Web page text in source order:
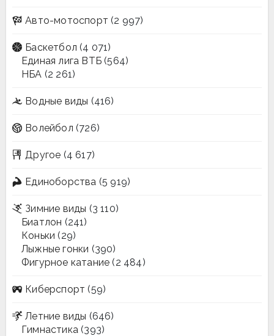
Авто-мотоспорт (2 997)
Баскетбол (4 071)
Единая лига ВТБ (564)
НБА (2 261)
Водные виды (416)
Волейбол (726)
Другое (4 617)
Единоборства (5 919)
Зимние виды (3 110)
Биатлон (241)
Коньки (29)
Лыжные гонки (390)
Фигурное катание (2 484)
Киберспорт (59)
Летние виды (646)
Гимнастика (393)